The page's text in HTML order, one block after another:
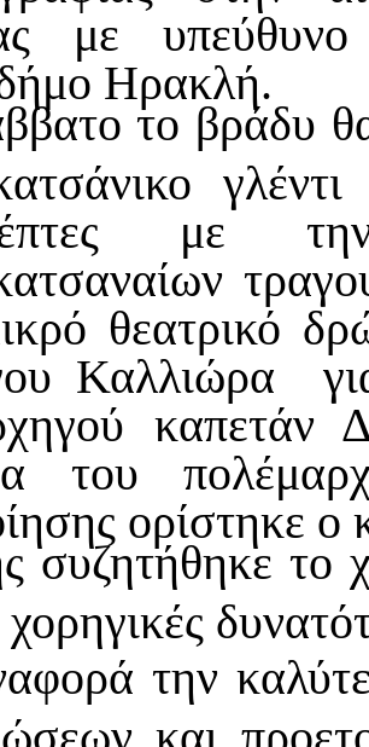
με
Ηρακλή.
το βράδυ
με
θεατρικό
Καλλιώρα
καπετάν
του
ορίστηκε
συζητήθηκε το
χορηγικές
την
και